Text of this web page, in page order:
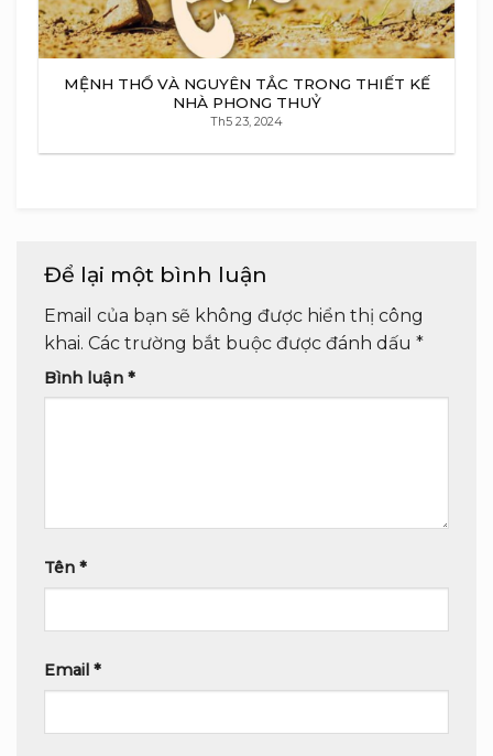
MỆNH THỔ VÀ NGUYÊN TẮC TRONG THIẾT KẾ
NHÀ PHONG THUỶ
Th5 23, 2024
Để lại một bình luận
Email của bạn sẽ không được hiển thị công
khai. Các trường bắt buộc được đánh dấu *
Bình luận *
Tên *
Email *